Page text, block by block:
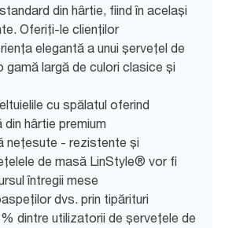
din hârtie, fiind în același
Oferiți-le clienților
elegantă a unui șervețel de
gamă largă de culori clasice și
cu spălatul oferind
hârtie premium
nețesute - rezistente și
de masă LinStyle® vor fi
întregii mese
dvs. prin tipărituri
dintre utilizatorii de șervețele de